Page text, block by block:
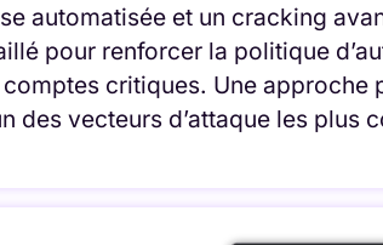
automatisée et un cracking
pour renforcer la politique
critiques. Une approche
des vecteurs d’attaque les plus